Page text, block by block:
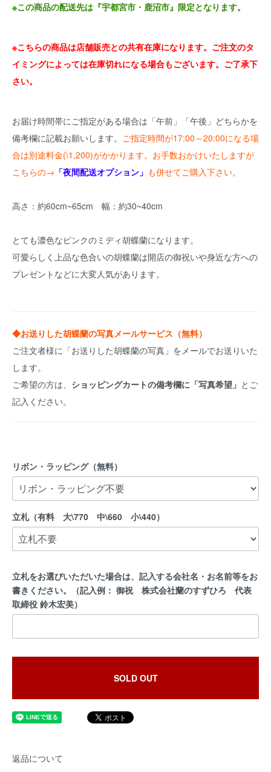
※この商品の配送先は『宇都宮市・鹿沼市』限定となります。
※こちらの商品は店舗販売との共有在庫になります。ご注文のタ
イミングによっては在庫切れになる場合もございます。ご了承下
さい。
お届け時間帯にご指定がある場合は「午前」「午後」どちらかを
備考欄に記載お願いします。 ご指定時間が17:00～20:00になる場
合は別途料金(\1,200)がかかります。お手数おかけいたしますが
こちらの→ 「夜間配送オプション」 も併せてご購入下さい。
高さ：約60cm~65cm 幅：約30~40cm
とても濃色なピンクのミディ胡蝶蘭になります。
可愛らしく上品な色合いの胡蝶蘭は開店の御祝いや身近な方への
プレゼントなどに大変人気があります。
◆お送りした胡蝶蘭の写真メールサービス（無料）
ご注文者様に「お送りした胡蝶蘭の写真」をメールでお送りいた
します。
ご希望の方は、 ショッピングカートの備考欄に「写真希望」 とご
記入ください。
リボン・ラッピング（無料）
立札（有料 大\770 中\660 小\440）
立札をお選びいただいた場合は、記入する会社名・お名前等をお
書きください。（記入例： 御祝 株式会社蘭のすずひろ 代表
取締役 鈴木宏美）
SOLD OUT
返品について